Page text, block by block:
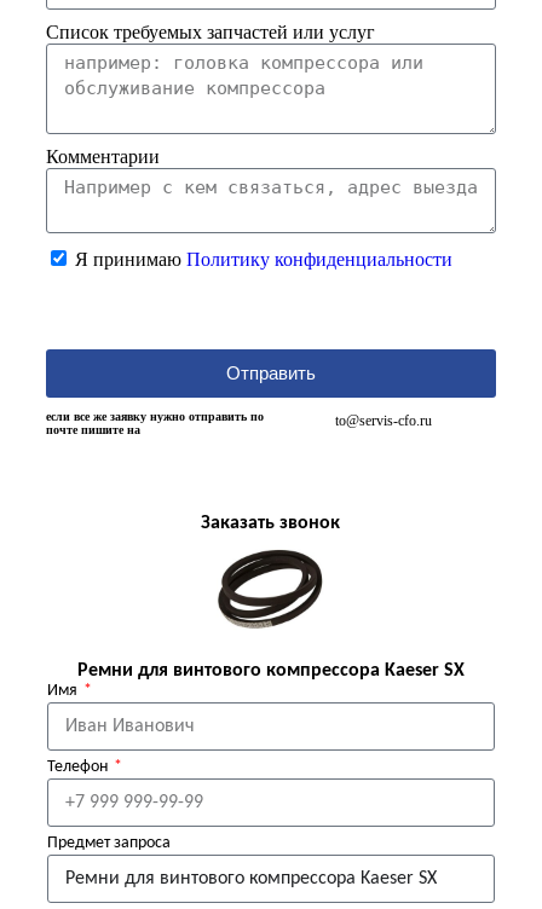
Список требуемых запчастей или услуг
Комментарии
Я принимаю Политику конфиденциальности
Отправить
если все же заявку нужно отправить по
почте пишите на
to@servis-cfo.ru
Заказать звонок
Ремни для винтового компрессора Kaeser SX
Имя
Телефон
Предмет запроса